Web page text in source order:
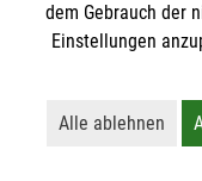
Erste Hilfe
Mensch in Not
dem Gebrauch der
Einstellungen
Alle ablehnen
Lehnt alle